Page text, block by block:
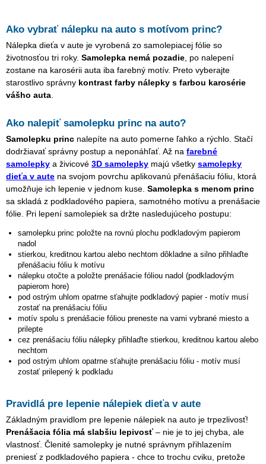
Ako vybrať nálepku na auto s motívom princ?
Nálepka dieťa v aute je vyrobená zo samolepiacej fólie so
životnosťou tri roky. Samolepka nemá pozadie, po nalepení
zostane na karosérii auta iba farebný motív. Preto vyberajte
starostlivo správny kontrast farby nálepky s farbou karosérie
vášho auta.
Ako nalepiť samolepku princ na auto?
Samolepku princ nalepíte na auto pomerne ľahko a rýchlo. Stačí
dodržiavať správny postup a neponáhľať. Až na farebné
samolepky a živicové 3D samolepky majú všetky samolepky
dieťa v aute na svojom povrchu aplikovanú přenášaciu fóliu, ktorá
umožňuje ich lepenie v jednom kuse. Samolepka s menom princ
sa skladá z podkladového papiera, samotného motívu a prenášacie
fólie. Pri lepení samolepiek sa držte nasledujúceho postupu:
samolepku princ položte na rovnú plochu podkladovým papierom
nadol
stierkou, kreditnou kartou alebo nechtom dôkladne a silno přihlaďte
přenášaciu fóliu k motívu
nálepku otočte a položte prenášacie fóliou nadol (podkladovým
papierom hore)
pod ostrým uhlom opatrne sťahujte podkladový papier - motív musí
zostať na prenášaciu fóliu
motív spolu s prenášacie fóliou preneste na vami vybrané miesto a
prilepte
cez prenášaciu fóliu nálepky přihlaďte stierkou, kreditnou kartou alebo
nechtom
pod ostrým uhlom opatrne sťahujte prenášaciu fóliu - motív musí
zostať prilepený k podkladu
Pravidlá pre lepenie nálepiek dieťa v aute
Základným pravidlom pre lepenie nálepiek na auto je trpezlivosť!
Prenášacia fólia má slabšiu lepivosť – nie je to jej chyba, ale
vlastnosť. Členité samolepky je nutné správnym přihlazením
preniesť z podkladového papiera - chce to trochu cviku, pretože